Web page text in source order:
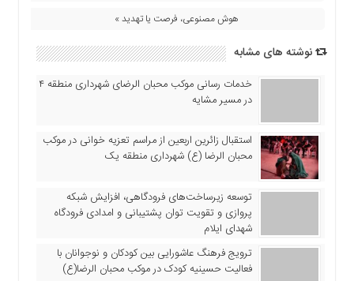
سایت
اجتماعی
فرهنگ
چند
هوش مصنوعی، فرصت یا تهدید »
نوشته های مشابه
خدمات رسانی موکب محبان الرضای شهرداری منطقه ۴
در مسیر مشایه
استقبال زائرین اربعین از مراسم تعزیه خوانی در موکب
محبان الرضا (ع) شهرداری منطقه یک
توسعه زیرساخت‌های فرودگاهی، افزایش شبکه
پروازی و تقویت توان پشتیبانی و امدادی فرودگاه
شهدای ایلام
ترویج فرهنگ عاشورایی بین کودکان و نوجوانان با
فعالیت حسینیه کودک در موکب محبان الرضا(ع)